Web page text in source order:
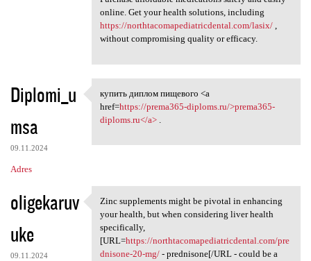
online. Get your health solutions, including
https://northtacomapediatricdental.com/lasix/,
without compromising quality or efficacy.
Diplomi_u
msa
09.11.2024
Adres
купить диплом пищевого <a
купить диплом пищевого <a
href=https://prema365-diploms.ru/>prema365-
diploms.ru</a>.
oligekaruv
uke
09.11.2024
Zinc supplements might be
Zinc supplements might be pivotal in enhancing
your health, but when considering liver health
specifically,
[URL=https://northtacomapediatricdental.com/pre
dnisone-20-mg/- prednisone[/URL - could be a